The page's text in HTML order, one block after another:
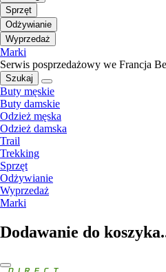
Sprzęt
Odżywianie
Wyprzedaż
Marki
Serwis posprzedażowy we Francja
Szukaj
Buty męskie
Buty damskie
Odzież męska
Odzież damska
Trail
Trekking
Sprzęt
Odżywianie
Wyprzedaż
Marki
Dodawanie do